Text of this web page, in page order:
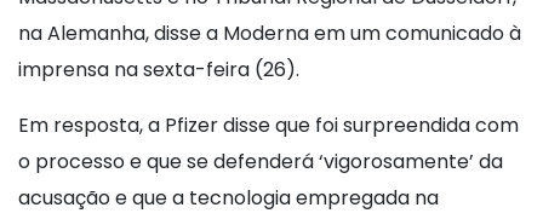
na Alemanha, disse a Moderna em um comunicado à
imprensa na sexta-feira (26).
Em resposta, a Pfizer disse que foi surpreendida com
o processo e que se defenderá ‘vigorosamente’ da
acusação e que a tecnologia empregada na